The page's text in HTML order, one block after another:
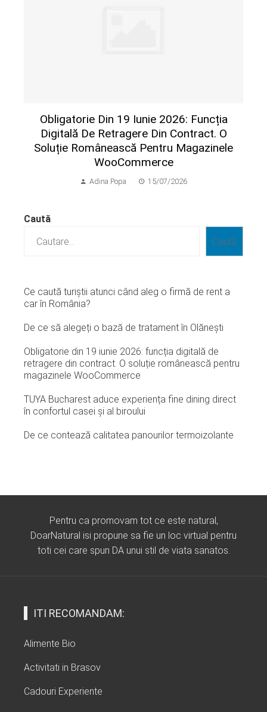
Obligatorie Din 19 Iunie 2026: Funcția
Digitală De Retragere Din Contract. O
Soluție Românească Pentru Magazinele
WooCommerce
Adina Popa 15/07/2026
Caută
Caută
Ce caută turiștii atunci când aleg o firmă de rent a
car în România?
De ce să alegeți o bază de tratament în Olănești
Obligatorie din 19 iunie 2026: funcția digitală de
retragere din contract. O soluție românească pentru
magazinele WooCommerce
TUYA Bucharest aduce experiența fine dining direct
în confortul casei și al biroului
De ce contează calitatea panourilor termoizolante
Pentru ca promovam tot ce este natural,
DoarNatural isi propune sa fie un loc virtual pentru
toti cei care spun DA unui stil de viata sanatos.
ITI RECOMANDAM:
Alimente Bio
Activitati in Brasov
Cadouri Experiente